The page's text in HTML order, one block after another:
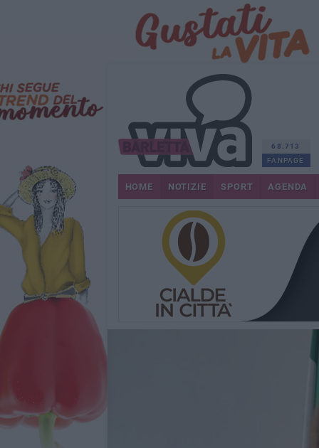
68.713
FANPAGE
HOME NOTIZIE SPORT AGENDA